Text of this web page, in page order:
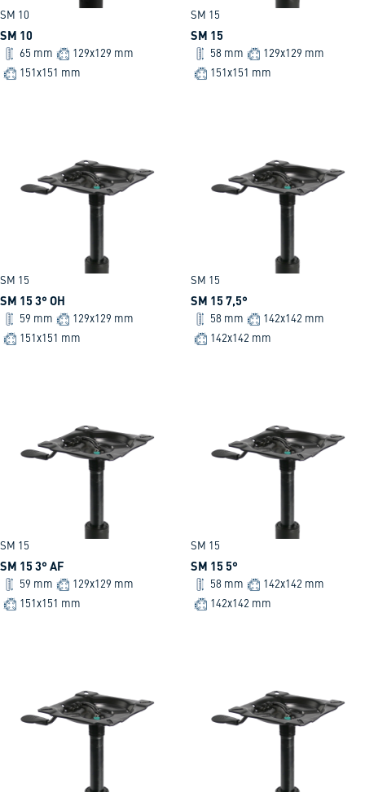
SM 10
SM 10
65 mm
129x129 mm
151x151 mm
SM 15
SM 15
58 mm
129x129 mm
151x151 mm
SM 15
SM 15 3° OH
59 mm
129x129 mm
151x151 mm
SM 15
SM 15 7,5°
58 mm
142x142 mm
142x142 mm
SM 15
SM 15 3° AF
59 mm
129x129 mm
151x151 mm
SM 15
SM 15 5°
58 mm
142x142 mm
142x142 mm